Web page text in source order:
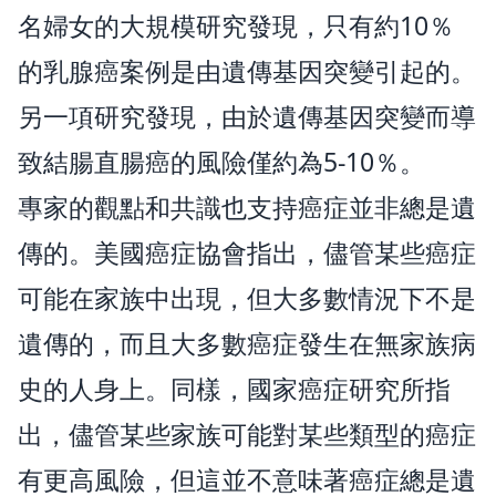
名婦女的大規模研究發現，只有約10％
的乳腺癌案例是由遺傳基因突變引起的。
另一項研究發現，由於遺傳基因突變而導
致結腸直腸癌的風險僅約為5-10％。
專家的觀點和共識也支持癌症並非總是遺
傳的。美國癌症協會指出，儘管某些癌症
可能在家族中出現，但大多數情況下不是
遺傳的，而且大多數癌症發生在無家族病
史的人身上。同樣，國家癌症研究所指
出，儘管某些家族可能對某些類型的癌症
有更高風險，但這並不意味著癌症總是遺